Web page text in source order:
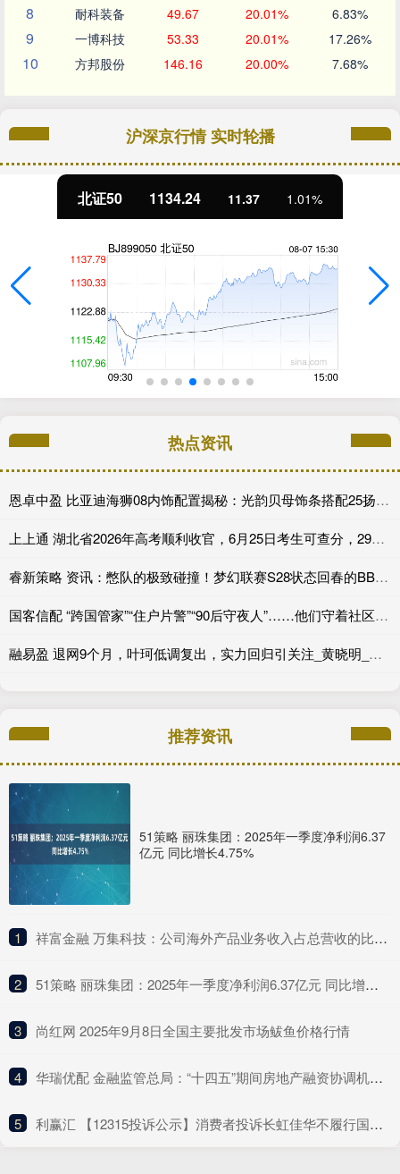
8 耐科装备 49.67 20.01% 6.83%
9 一博科技 53.33 20.01% 17.26%
10 方邦股份 146.16 20.00% 7.68%
沪深京行情 实时轮播
北证50 1134.24 11.37 1.01%
热点资讯
恩卓中盈 比亚迪海狮08内饰配置揭秘：光韵贝母饰条搭配25扬帝瓦雷音响登场
上上通 湖北省2026年高考顺利收官，6月25日考生可查分，29日起填报志愿
睿新策略 资讯：憋队的极致碰撞！梦幻联赛S28状态回春的BB迎战XG
国客信配 “跨国管家”“住户片警”“90后守夜人”……他们守着社区的烟火气
融易盈 退网9个月，叶珂低调复出，实力回归引关注_黄晓明_直播_网友
推荐资讯
51策略 丽珠集团：2025年一季度净利润6.37
亿元 同比增长4.75%
1 ​祥富金融 万集科技：公司海外产品业务收入占总营收的比例较低
2 ​51策略 丽珠集团：2025年一季度净利润6.37亿元 同比增长4.75%
3 ​尚红网 2025年9月8日全国主要批发市场鲅鱼价格行情
4 ​华瑞优配 金融监管总局：“十四五”期间房地产融资协调机制支持近2000万套住房建设交付
5 ​利赢汇 【12315投诉公示】消费者投诉长虹佳华不履行国家规定的三包义务问题